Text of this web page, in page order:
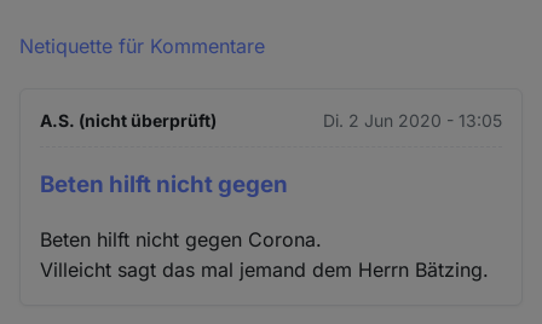
Netiquette für Kommentare
A.S. (nicht überprüft) Di. 2 Jun 2020 - 13:05
Beten hilft nicht gegen
Beten hilft nicht gegen Corona.
Villeicht sagt das mal jemand dem Herrn Bätzing.